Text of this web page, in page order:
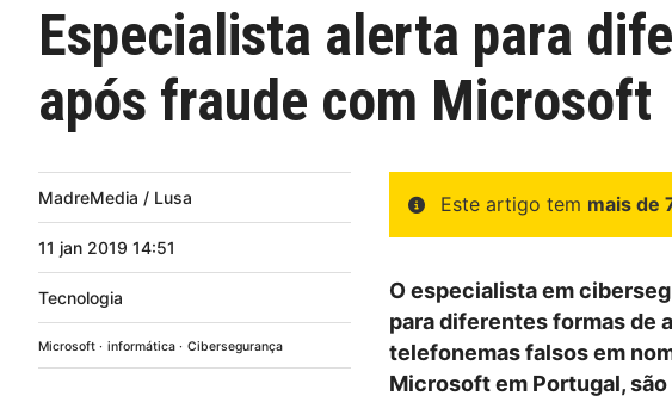
Especialista alerta para
após fraude com Microsoft
MadreMedia / Lusa
11 jan 2019 14:51
Tecnologia
Microsoft informática Cibersegurança
Este artigo tem mais de
O especialista em
para diferentes formas de
telefonemas falsos em
Microsoft em Portugal,